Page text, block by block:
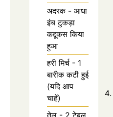
अदरक - आधा
इंच टुकड़ा
कद्दूकस किया
हुआ
हरी मिर्च - 1
बारीक कटी हुई
(यदि आप
चाहें)
तेल - 2 टेबल